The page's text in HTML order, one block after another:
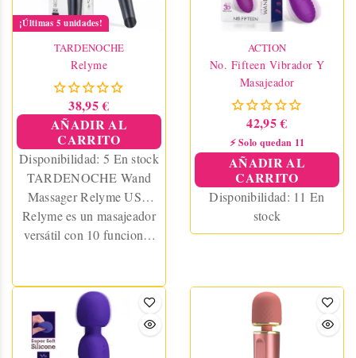
¡Últimas 5 unidades!
TARDENOCHE
Relyme
38,95 €
AÑADIR AL
CARRITO
Disponibilidad: 5 En stock
TARDENOCHE Wand
Massager Relyme USB
Silicone Black
Relyme es un masajeador
versátil con 10 funciones
Impermeable y recargable
por USB, ofrece un uso
sencillo con su interfaz
retroiluminada de 3
ACTION
No. Fifteen Vibrador Y
Masajeador
42,95 €
⚡ Solo quedan 11
AÑADIR AL
CARRITO
Disponibilidad: 11 En
stock